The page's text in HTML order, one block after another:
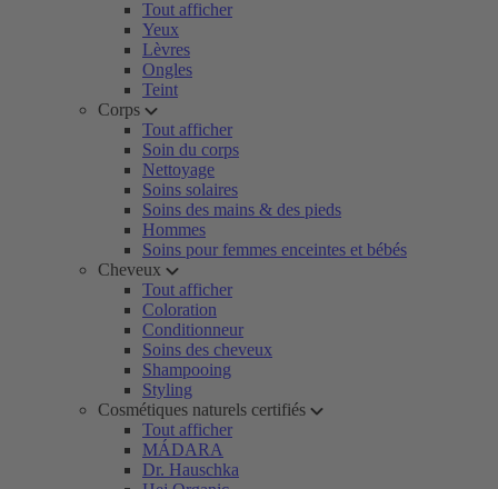
Tout afficher
Yeux
Lèvres
Ongles
Teint
Corps
Tout afficher
Soin du corps
Nettoyage
Soins solaires
Soins des mains & des pieds
Hommes
Soins pour femmes enceintes et bébés
Cheveux
Tout afficher
Coloration
Conditionneur
Soins des cheveux
Shampooing
Styling
Cosmétiques naturels certifiés
Tout afficher
MÁDARA
Dr. Hauschka